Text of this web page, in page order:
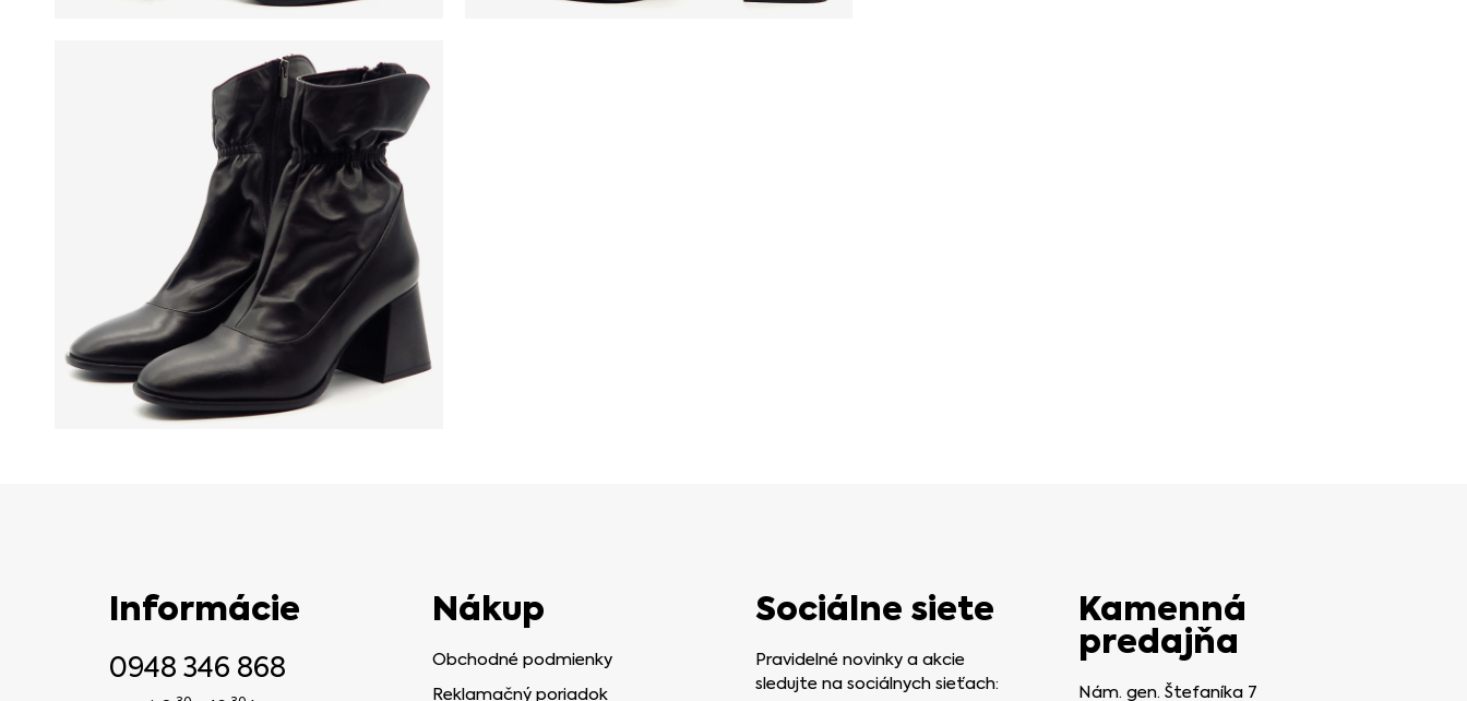
Informácie
0948 346 868
Nákup
Obchodné podmienky
Reklamačný poriadok
Sociálne siete
Pravidelné novinky a akcie
sledujte na sociálnych sieťach:
Kamenná
predajňa
Nám. gen. Štefaníka 7